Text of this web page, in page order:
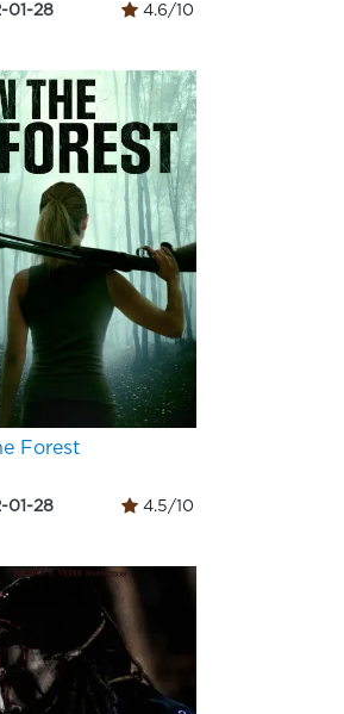
01-28 4.6/10
Forest
01-28 4.5/10